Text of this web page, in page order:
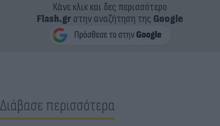
Κάνε κλικ και δες περισσότερο
Flash.grστην αναζήτηση της Google
Διάβασε περισσότερα